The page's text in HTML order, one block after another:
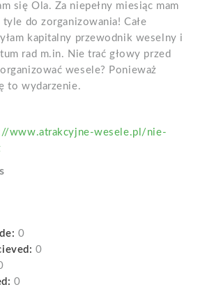
się Ola. Za niepełny miesiąc mam
tyle do zorganizowania! Całe
kapitalny przewodnik weselny i
rad m.in. Nie trać głowy przed
wesele? Ponieważ
to wydarzenie.
www.atrakcyjne-wesele.pl/nie-
0
0
0